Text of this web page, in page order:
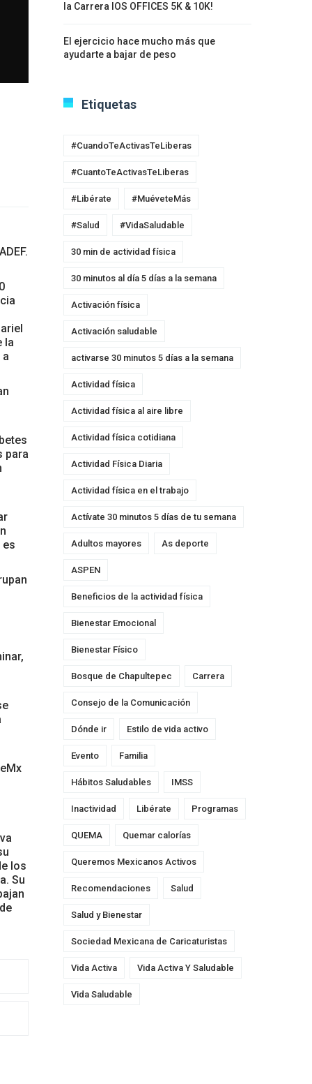
la
para
es
los
Su
la Carrera IOS OFFICES 5K & 10K!
El ejercicio hace mucho más que
ayudarte a bajar de peso
Etiquetas
#CuandoTeActivasTeLiberas
#CuantoTeActivasTeLiberas
#Libérate #MuéveteMás
#Salud #VidaSaludable
30 min de actividad física
30 minutos al día 5 días a la semana
Activación física
Activación saludable
activarse 30 minutos 5 días a la semana
Actividad física
Actividad física al aire libre
Actividad física cotidiana
Actividad Física Diaria
Actividad física en el trabajo
Actívate 30 minutos 5 días de tu semana
Adultos mayores As deporte
ASPEN
Beneficios de la actividad física
Bienestar Emocional
Bienestar Físico
Bosque de Chapultepec Carrera
Consejo de la Comunicación
Dónde ir Estilo de vida activo
Evento Familia
Hábitos Saludables IMSS
Inactividad Libérate Programas
QUEMA Quemar calorías
Queremos Mexicanos Activos
Recomendaciones Salud
Salud y Bienestar
Sociedad Mexicana de Caricaturistas
Vida Activa Vida Activa Y Saludable
Vida Saludable